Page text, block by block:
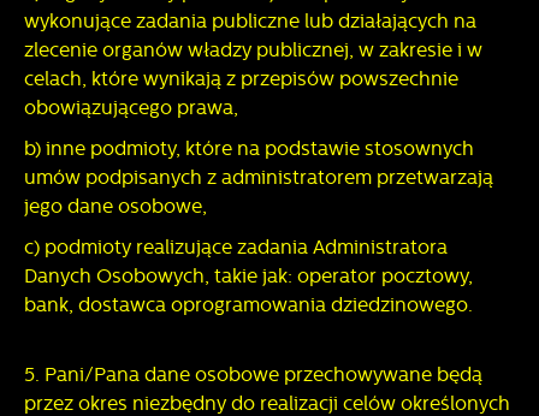
wykonujące zadania publiczne lub działających na
zlecenie organów władzy publicznej, w zakresie i w
celach, które wynikają z przepisów powszechnie
obowiązującego prawa,
b) inne podmioty, które na podstawie stosownych
umów podpisanych z administratorem przetwarzają
jego dane osobowe,
c) podmioty realizujące zadania Administratora
Danych Osobowych, takie jak: operator pocztowy,
bank, dostawca oprogramowania dziedzinowego.
5. Pani/Pana dane osobowe przechowywane będą
przez okres niezbędny do realizacji celów określonych